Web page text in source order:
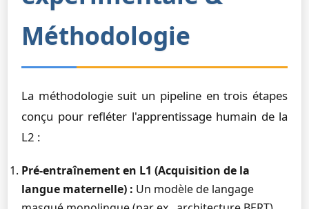
Méthodologie
La méthodologie suit un pipeline en trois étapes
conçu pour refléter l'apprentissage humain de la
L2 :
Pré-entraînement en L1 (Acquisition de la
langue maternelle) : Un modèle de langage